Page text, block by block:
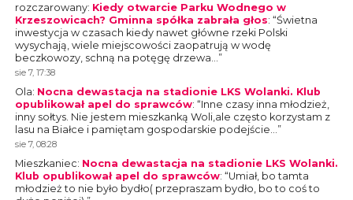
rozczarowany: Kiedy otwarcie Parku Wodnego w
Krzeszowicach? Gminna spółka zabrała głos: “Świetna
inwestycja w czasach kiedy nawet główne rzeki Polski
wysychają, wiele miejscowości zaopatrują w wodę
beczkowozy, schną na potęgę drzewa… ”
sie 7, 17:38
Ola: Nocna dewastacja na stadionie LKS Wolanki. Klub
opublikował apel do sprawców: “Inne czasy inna młodzież,
inny sołtys. Nie jestem mieszkanką Woli,ale często korzystam z
lasu na Białce i pamiętam gospodarskie podejście… ”
sie 7, 08:28
Mieszkaniec: Nocna dewastacja na stadionie LKS Wolanki.
Klub opublikował apel do sprawców: “Umiał, bo tamta
młodzież to nie było bydło( przepraszam bydło, bo to coś to